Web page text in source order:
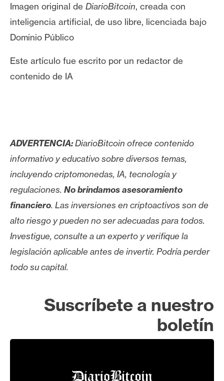
Imagen original de DiarioBitcoin, creada con
inteligencia artificial, de uso libre, licenciada bajo
Dominio Público
Este artículo fue escrito por un redactor de
contenido de IA
ADVERTENCIA:DiarioBitcoin ofrece contenido
informativo y educativo sobre diversos temas,
incluyendo criptomonedas, IA, tecnología y
regulaciones. No brindamos asesoramiento
financiero. Las inversiones en criptoactivos son de
alto riesgo y pueden no ser adecuadas para todos.
Investigue, consulte a un experto y verifique la
legislación aplicable antes de invertir. Podría perder
todo su capital.
Suscríbete a nuestro
boletín